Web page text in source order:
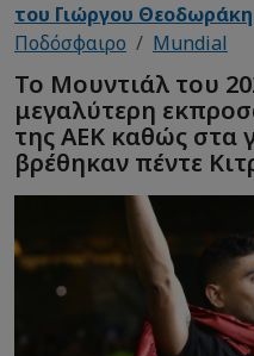
του Γιώργου Θεοδωράκη
Ποδόσφαιρο
Mundial
Το Μουντιάλ του
μεγαλύτερη
της ΑΕΚ καθώς στα
βρέθηκαν πέντε